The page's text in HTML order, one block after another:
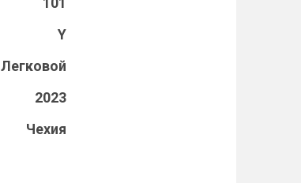
Y
Легковой
2023
Чехия